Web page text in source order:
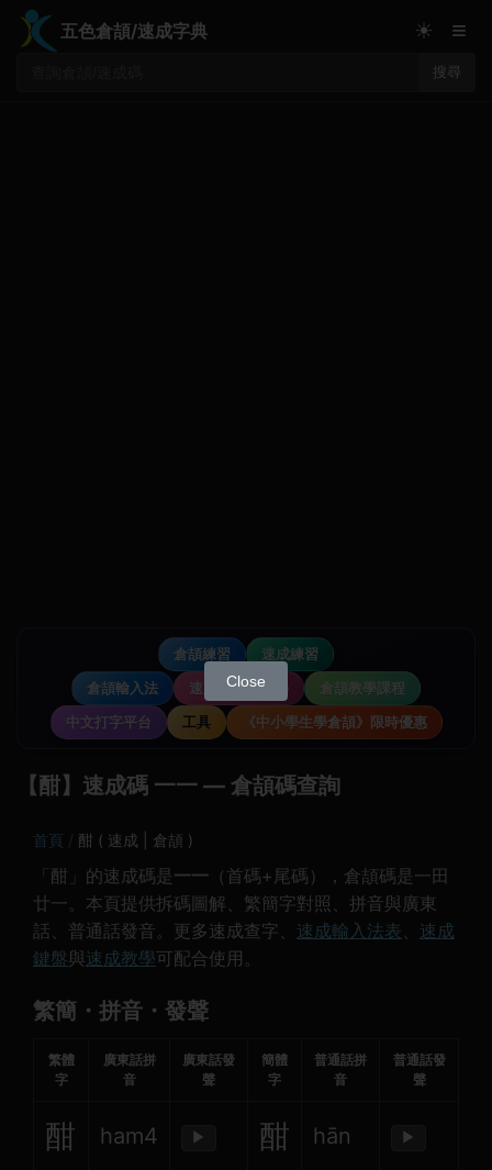
五色倉頡/速成字典
搜尋
☀ ≡
倉頡練習
速成練習
倉頡輸入法
速成輸入法教學
倉頡教學課程
中文打字平台
工具 《中小學生學倉頡》限時優惠
【酣】速成碼 一一 — 倉頡碼查詢
首頁 酣 ( 速成 | 倉頡 )
「酣」的速成碼是 一一 （首碼+尾碼），倉頡碼是一田
廿一。本頁提供拆碼圖解、繁簡字對照、拼音與廣東
話、普通話發音。更多速成查字、 速成輸入法表、 速成
鍵盤與速成教學可配合使用。
繁簡・拼音・發聲
繁體
字
廣東話拼
音
廣東話發
聲
簡體
字
普通話拼
音
普通話發
聲
酣 ham4 ▶ 酣 hān ▶
Close